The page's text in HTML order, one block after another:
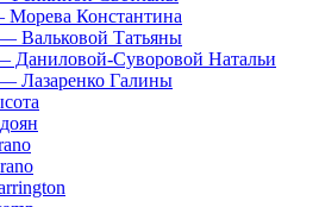
Константина
Вальковой Татьяны
Суворовой Натальи
Лазаренко Галины